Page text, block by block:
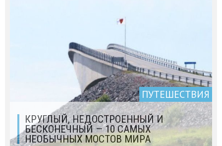
ПУТЕШЕСТВИЯ
КРУГЛЫЙ, НЕДОСТРОЕННЫЙ И
БЕСКОНЕЧНЫЙ — 10 САМЫХ
НЕОБЫЧНЫХ МОСТОВ МИРА